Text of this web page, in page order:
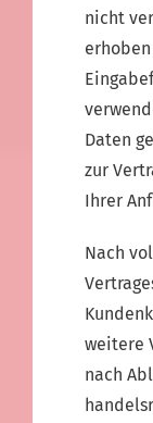
nicht
Daten
zur
Ihrer
Nach
weitere
nach